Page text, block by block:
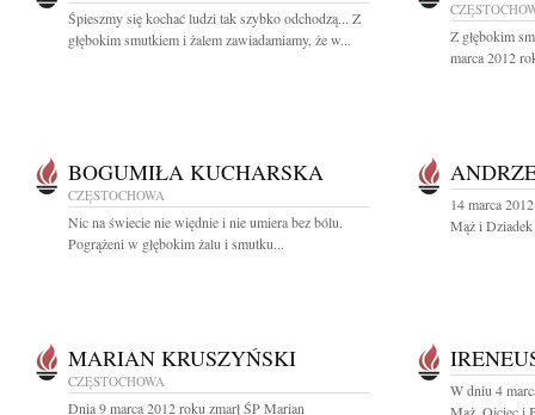
Śpieszmy się kochać ludzi tak szybko odchodzą... Z
głębokim smutkiem i żalem zawiadamiamy, że w...
Z głębokim
marca 2012
BOGUMIŁA KUCHARSKA
CZĘSTOCHOWA
Nic na świecie nie więdnie i nie umiera bez bólu.
Pogrążeni w głębokim żalu i smutku...
14 marca
Mąż i Dziadek
MARIAN KRUSZYŃSKI
CZĘSTOCHOWA
Dnia 9 marca 2012 roku zmarł ŚP Marian
W dniu 4